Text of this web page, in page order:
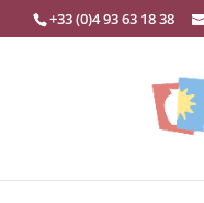
+33 (0)4 93 63 18 38